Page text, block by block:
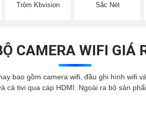
Trộm Kbvision
Sắc Nét
CAMERA WIFI GIÁ
bao gồm camera wifi, đầu ghi hình wifi
cả tivi qua cáp HDMI. Ngoài ra bộ sản